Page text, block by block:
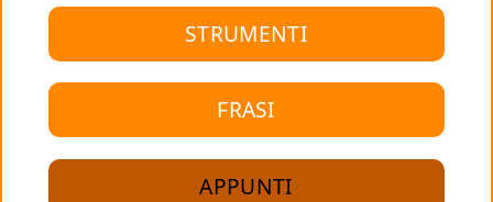
STRUMENTI
FRASI
APPUNTI